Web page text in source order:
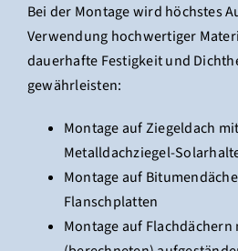
Bei der Montage wird höchstes
Verwendung hochwertiger
dauerhafte Festigkeit und
gewährleisten:
Montage auf Ziegeldach
Metalldachziegel-
Montage auf
Flanschplatten
Montage auf